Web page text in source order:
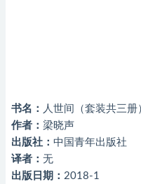
书名： 人世间（套装共三册
作者： 梁晓声
出版社： 中国青年出版社
译者： 无
出版日期： 2018-1